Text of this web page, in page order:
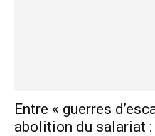
Entre « guerres
abolition du salariat :